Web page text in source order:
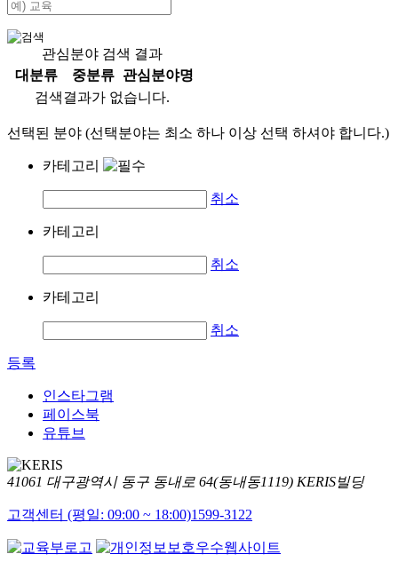
관심분야 검색 결과
대분류
중분류
관심분야명
검색결과가 없습니다.
선택된 분야 (선택분야는 최소 하나 이상 선택 하셔야 합니다.)
카테고리
취소
카테고리
취소
카테고리
취소
등록
인스타그램
페이스북
유튜브
41061 대구광역시 동구 동내로 64(동내동1119) KERIS빌딩
고객센터 (평일: 09:00 ~ 18:00)1599-3122